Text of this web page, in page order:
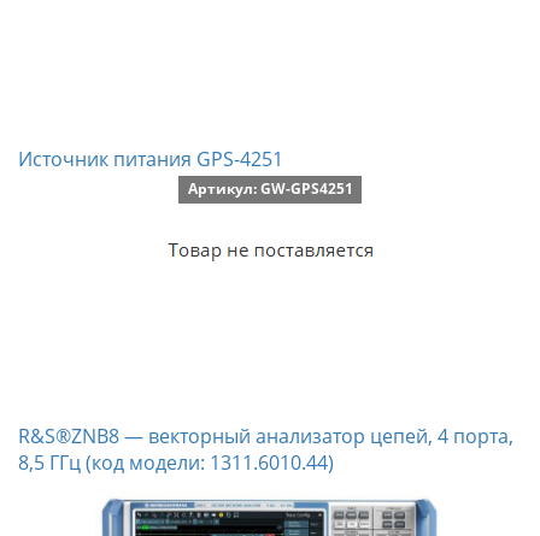
Источник питания GPS-4251
Артикул: GW-GPS4251
R&S®ZNB8 — векторный анализатор цепей, 4 порта,
8,5 ГГц (код модели: 1311.6010.44)